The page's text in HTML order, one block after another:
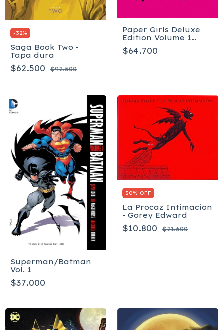
-32%
Saga Book Two -
Tapa dura
$62.500 $92.500
Paper Girls Deluxe
Edition Volume 1
(Paper Girls, 1) Tapa
dura
$64.700
Superman/Batman
Vol. 1
$37.000
50% OFF
La Procaz Intimacion
- Gorey Edward
$10.800 $21.600